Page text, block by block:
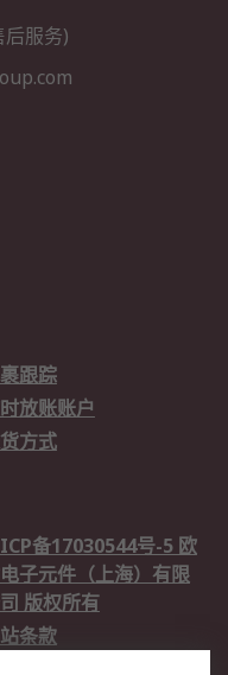
服务)
跟踪
放账账户
方式
备17030544号-5 欧
子元件（上海）有限
版权所有
条款